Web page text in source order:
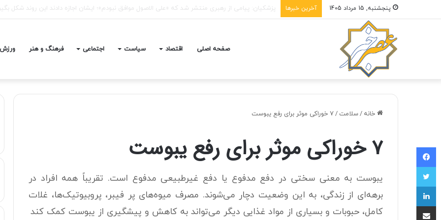
پنجشنبه, 15 مرداد 1405 آخرین خبرها دیدار وزرای خارجه آمریکا و انگلیس درباره تنگه هرمز
صفحه اصلی اقتصاد سیاست اجتماعی فرهنگ و هنر ورزش
خانه /سلامت /۷ خوراکی موثر برای رفع یبوست
۷ خوراکی موثر برای رفع یبوست
یبوست به معنی سختی در دفع مدفوع یا دفع غیرطبیعی مدفوع است. تقریباً همه افراد در
برهه‌ای از زندگی، به این وضعیت دچار می‌شوند. مصرف میوه‌های پر فیبر، پروبیوتیک‌ها، غلات
کامل، حبوبات و بسیاری از مواد غذایی دیگر می‌تواند به کاهش و پیشگیری از یبوست کمک کند